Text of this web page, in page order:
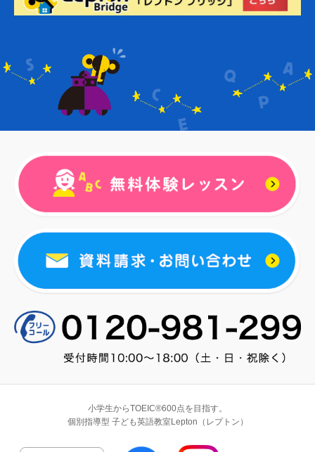
小学生からTOEIC®600点を目指す。
個別指導型 子ども英語教室Lepton（レプトン）